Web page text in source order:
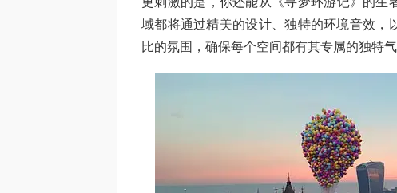
域都将通过精美的设计、独特的环境音效，
比的氛围，确保每个空间都有其专属的独特气